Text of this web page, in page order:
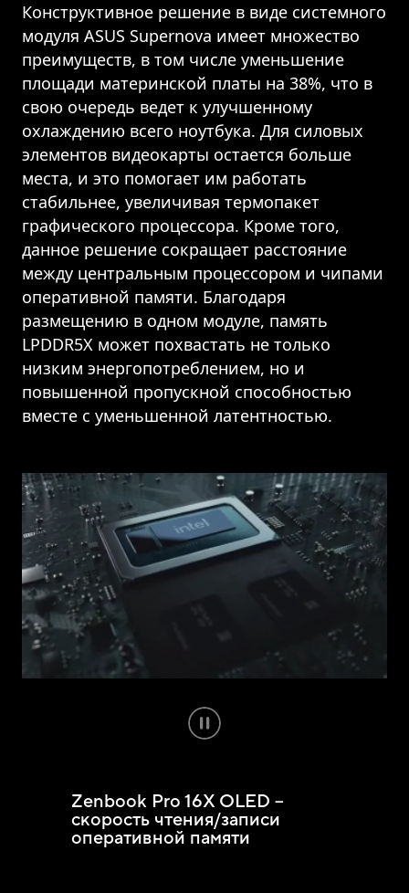
Конструктивное решение в виде системного
модуля ASUS Supernova имеет множество
преимуществ, в том числе уменьшение
площади материнской платы на 38%, что в
свою очередь ведет к улучшенному
охлаждению всего ноутбука. Для силовых
элементов видеокарты остается больше
места, и это помогает им работать
стабильнее, увеличивая термопакет
графического процессора. Кроме того,
данное решение сокращает расстояние
между центральным процессором и чипами
оперативной памяти. Благодаря
размещению в одном модуле, память
LPDDR5X может похвастать не только
низким энергопотреблением, но и
повышенной пропускной способностью
вместе с уменьшенной латентностью.
Zenbook Pro 16X OLED –
скорость чтения/записи
оперативной памяти